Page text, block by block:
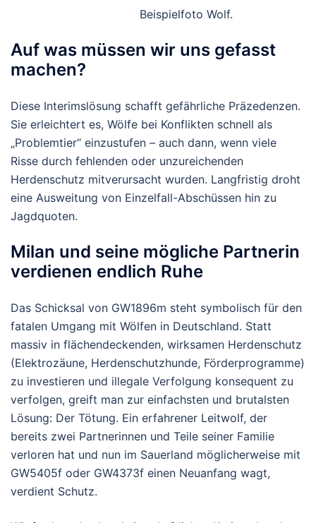
Beispielfoto Wolf.
Auf was müssen wir uns gefasst
machen?
Diese Interimslösung schafft gefährliche Präzedenzen.
Sie erleichtert es, Wölfe bei Konflikten schnell als
„Problemtier“ einzustufen – auch dann, wenn viele
Risse durch fehlenden oder unzureichenden
Herdenschutz mitverursacht wurden. Langfristig droht
eine Ausweitung von Einzelfall-Abschüssen hin zu
Jagdquoten.
Milan und seine mögliche Partnerin
verdienen endlich Ruhe
Das Schicksal von GW1896m steht symbolisch für den
fatalen Umgang mit Wölfen in Deutschland. Statt
massiv in flächendeckenden, wirksamen Herdenschutz
(Elektrozäune, Herdenschutzhunde, Förderprogramme)
zu investieren und illegale Verfolgung konsequent zu
verfolgen, greift man zur einfachsten und brutalsten
Lösung: Der Tötung. Ein erfahrener Leitwolf, der
bereits zwei Partnerinnen und Teile seiner Familie
verloren hat und nun im Sauerland möglicherweise mit
GW5405f oder GW4373f einen Neuanfang wagt,
verdient Schutz.